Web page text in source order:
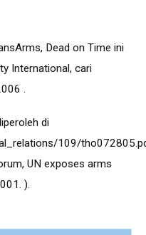
Dead on Time ini
International, cari
.
di
109/
UN exposes arms
).